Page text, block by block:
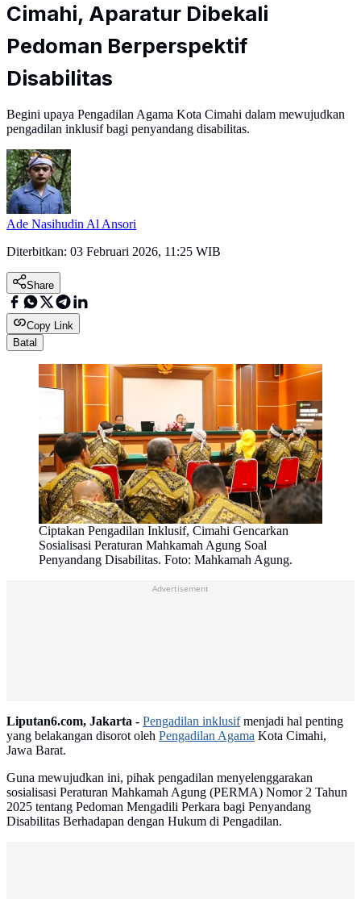
Cimahi, Aparatur Dibekali
Pedoman Berperspektif
Disabilitas
Begini upaya Pengadilan Agama Kota Cimahi dalam mewujudkan
pengadilan inklusif bagi penyandang disabilitas.
Ade Nasihudin Al Ansori
Diterbitkan: 03 Februari 2026, 11:25 WIB
Share
Copy Link
Batal
Ciptakan Pengadilan Inklusif, Cimahi Gencarkan
Sosialisasi Peraturan Mahkamah Agung Soal
Penyandang Disabilitas. Foto: Mahkamah Agung.
Advertisement
Liputan6.com, Jakarta - Pengadilan inklusifmenjadi hal penting
yang belakangan disorot oleh Pengadilan Agama Kota Cimahi,
Jawa Barat.
Guna mewujudkan ini, pihak pengadilan menyelenggarakan
sosialisasi Peraturan Mahkamah Agung (PERMA) Nomor 2 Tahun
2025 tentang Pedoman Mengadili Perkara bagi Penyandang
Disabilitas Berhadapan dengan Hukum di Pengadilan.